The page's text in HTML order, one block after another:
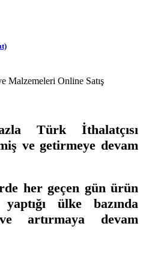
Türk İthalatçısı
ve getirmeye devam
her geçen gün ürün
ülke bazında
ve artırmaya devam